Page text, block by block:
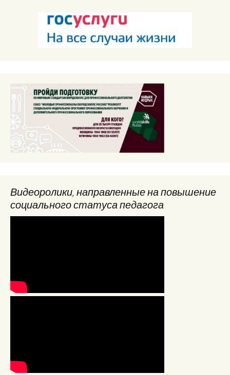
Видеоролики, направленные на повышение
социального статуса педагога